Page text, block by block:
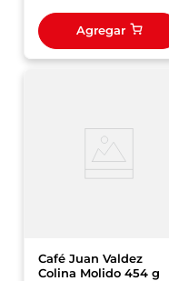
Agregar
Café Juan Valdez
Colina Molido 454 g